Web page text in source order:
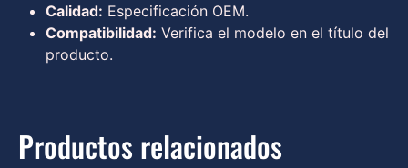
Calidad: Especificación OEM.
Compatibilidad: Verifica el modelo en el título del
producto.
Productos relacionados